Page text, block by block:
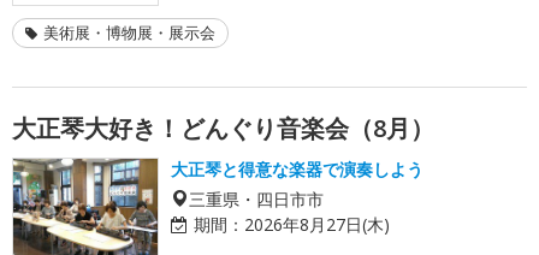
美術展・博物展・展示会
大正琴大好き！どんぐり音楽会（8月）
大正琴と得意な楽器で演奏しよう
三重県・四日市市
期間： 2026年8月27日(木)